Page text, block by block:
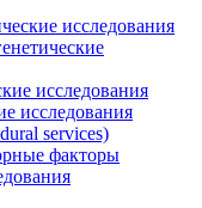
исследования
исследования
исследования
services)
факторы